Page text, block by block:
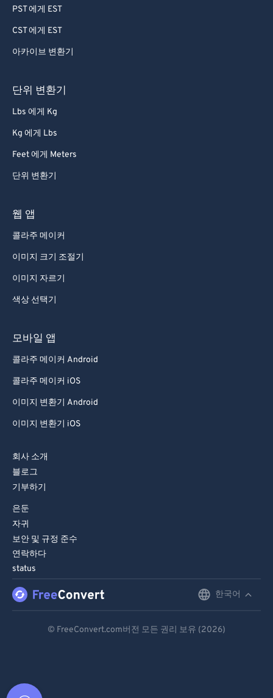
PST 에게 EST
CST 에게 EST
아카이브 변환기
단위 변환기
Lbs 에게 Kg
Kg 에게 Lbs
Feet 에게 Meters
단위 변환기
웹 앱
콜라주 메이커
이미지 크기 조절기
이미지 자르기
색상 선택기
모바일 앱
콜라주 메이커 Android
콜라주 메이커 iOS
이미지 변환기 Android
이미지 변환기 iOS
회사 소개
블로그
기부하기
은둔
자귀
보안 및 규정 준수
연락하다
status
한국어
© FreeConvert.com버전 모든 권리 보유 (2026)